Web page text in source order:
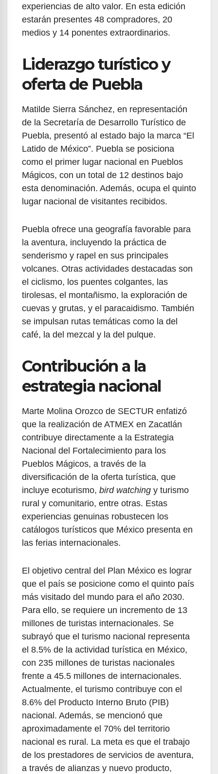
experiencias de alto valor. En esta edición
estarán presentes 48 compradores, 20
medios y 14 ponentes extraordinarios.
Liderazgo turístico y
oferta de Puebla
Matilde Sierra Sánchez, en representación
de la Secretaría de Desarrollo Turístico de
Puebla, presentó al estado bajo la marca “El
Latido de México”. Puebla se posiciona
como el primer lugar nacional en Pueblos
Mágicos, con un total de 12 destinos bajo
esta denominación. Además, ocupa el quinto
lugar nacional de visitantes recibidos.
Puebla ofrece una geografía favorable para
la aventura, incluyendo la práctica de
senderismo y rapel en sus principales
volcanes. Otras actividades destacadas son
el ciclismo, los puentes colgantes, las
tirolesas, el montañismo, la exploración de
cuevas y grutas, y el paracaidismo. También
se impulsan rutas temáticas como la del
café, la del mezcal y la del pulque.
Contribución a la
estrategia nacional
Marte Molina Orozco de SECTUR enfatizó
que la realización de ATMEX en Zacatlán
contribuye directamente a la Estrategia
Nacional del Fortalecimiento para los
Pueblos Mágicos, a través de la
diversificación de la oferta turística, que
incluye ecoturismo, bird watching y turismo
rural y comunitario, entre otras. Estas
experiencias genuinas robustecen los
catálogos turísticos que México presenta en
las ferias internacionales.
El objetivo central del Plan México es lograr
que el país se posicione como el quinto país
más visitado del mundo para el año 2030.
Para ello, se requiere un incremento de 13
millones de turistas internacionales. Se
subrayó que el turismo nacional representa
el 8.5% de la actividad turística en México,
con 235 millones de turistas nacionales
frente a 45.5 millones de internacionales.
Actualmente, el turismo contribuye con el
8.6% del Producto Interno Bruto (PIB)
nacional. Además, se mencionó que
aproximadamente el 70% del territorio
nacional es rural. La meta es que el trabajo
de los prestadores de servicios de aventura,
a través de alianzas y nuevo producto,